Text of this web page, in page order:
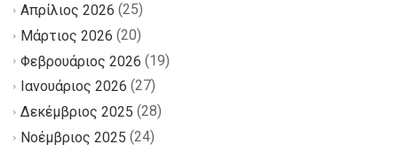
Απρίλιος 2026 (25)
Μάρτιος 2026 (20)
Φεβρουάριος 2026 (19)
Ιανουάριος 2026 (27)
Δεκέμβριος 2025 (28)
Νοέμβριος 2025 (24)